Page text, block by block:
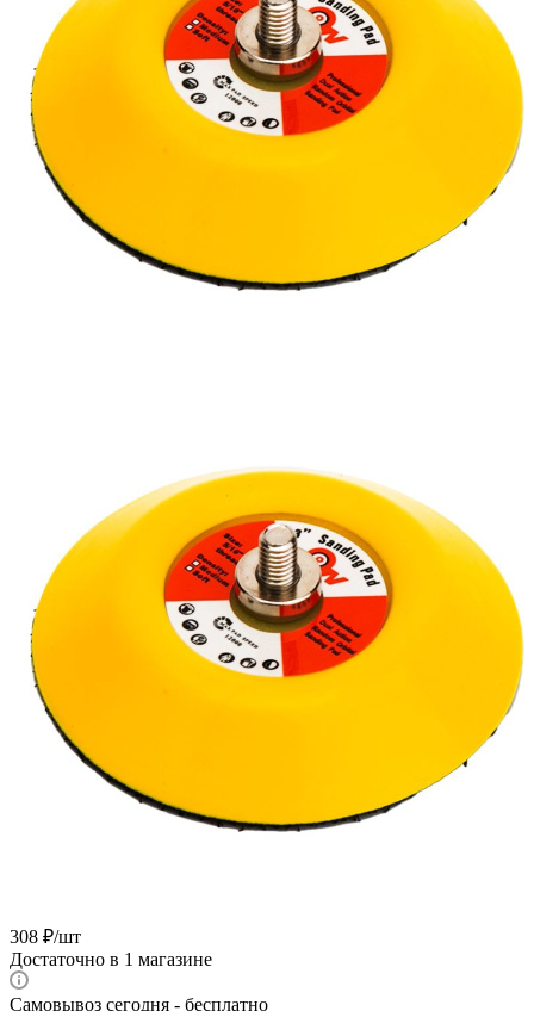
308 ₽/шт
Достаточно в 1 магазине
Самовывоз сегодня - бесплатно